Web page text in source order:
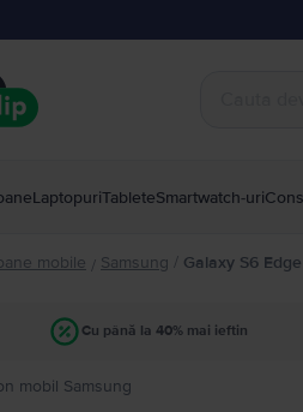
LaptopuriTableteSmartwatch-uri
mobile / Samsung / Galaxy S6
Cu până la 40% mai ieftin
mobil Samsung